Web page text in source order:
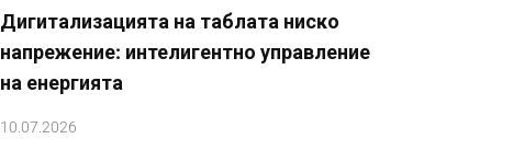
Дигитализацията на таблата ниско
напрежение: интелигентно управление
на енергията
10.07.2026